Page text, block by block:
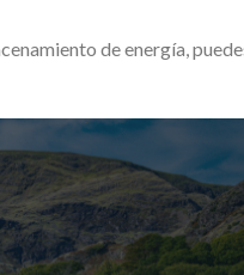
de energía,